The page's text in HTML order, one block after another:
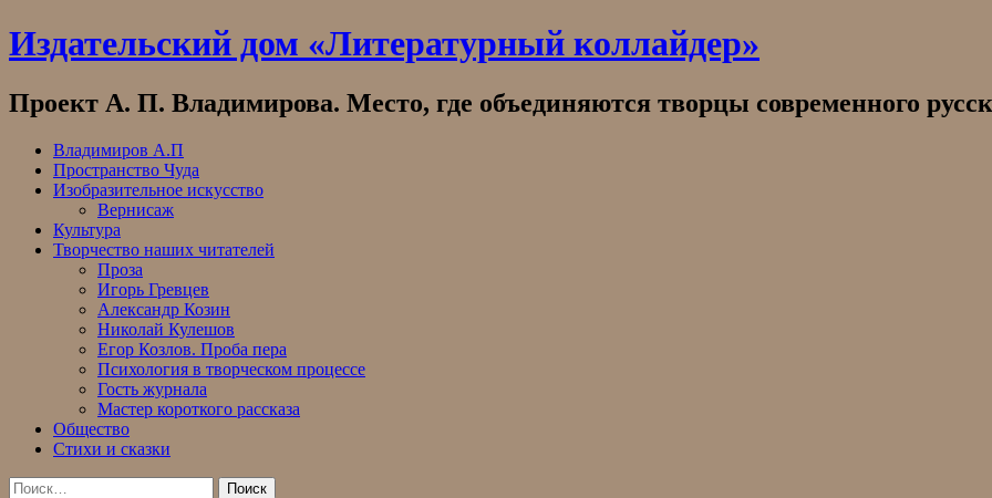
Skip
to
Издательский дом «Литературный коллайдер»
Проект А. П. Владимирова. Место, где объединяются творцы современного
Владимиров А.П
Пространство Чуда
Изобразительное искусство
Вернисаж
Культура
Творчество наших читателей
Проза
Игорь Гревцев
Александр Козин
Николай Кулешов
Егор Козлов. Проба пера
Психология в творческом процессе
Гость журнала
Мастер короткого рассказа
Общество
Стихи и сказки
Найти: